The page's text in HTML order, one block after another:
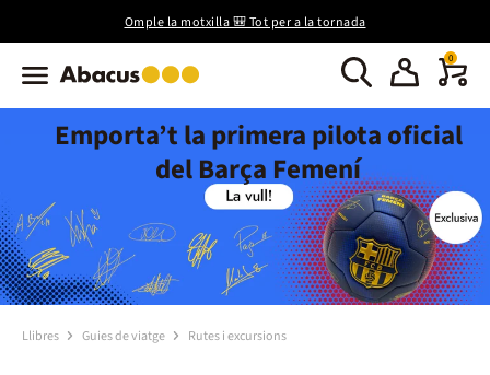
Omple la motxilla 🎒 Tot per a la tornada
0
Emporta’t la primera pilota oficial
del Barça Femení
Llibres Guies de viatge Rutes i excursions